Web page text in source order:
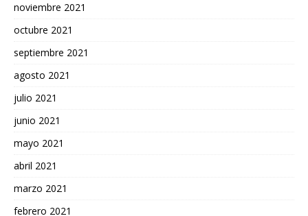
noviembre 2021
octubre 2021
septiembre 2021
agosto 2021
julio 2021
junio 2021
mayo 2021
abril 2021
marzo 2021
febrero 2021